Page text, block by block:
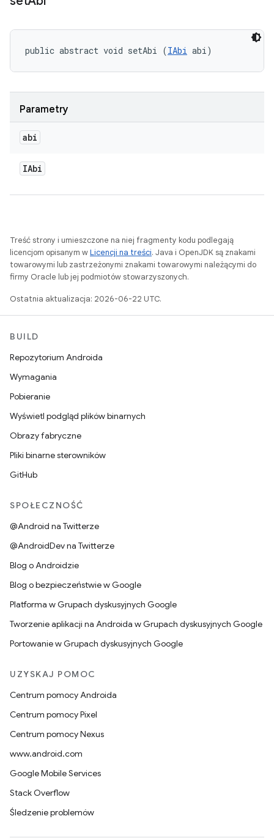
public abstract void setAbi (IAbi abi)
Parametry
abi
IAbi
Treść strony i umieszczone na niej fragmenty kodu podlegają
licencjom opisanym wLicencji na treści. Java i OpenJDK są znakami
towarowymi lub zastrzeżonymi znakami towarowymi należącymi do
firmy Oracle lub jej podmiotów stowarzyszonych.
Ostatnia aktualizacja: 2026-06-22 UTC.
BUILD
Repozytorium Androida
Wymagania
Pobieranie
Wyświetl podgląd plików binarnych
Obrazy fabryczne
Pliki binarne sterowników
GitHub
SPOŁECZNOŚĆ
@Android na Twitterze
@AndroidDev na Twitterze
Blog o Androidzie
Blog o bezpieczeństwie w Google
Platforma w Grupach dyskusyjnych Google
Tworzenie aplikacji na Androida w Grupach dyskusyjnych Google
Portowanie w Grupach dyskusyjnych Google
UZYSKAJ POMOC
Centrum pomocy Androida
Centrum pomocy Pixel
Centrum pomocy Nexus
www.android.com
Google Mobile Services
Stack Overflow
Śledzenie problemów